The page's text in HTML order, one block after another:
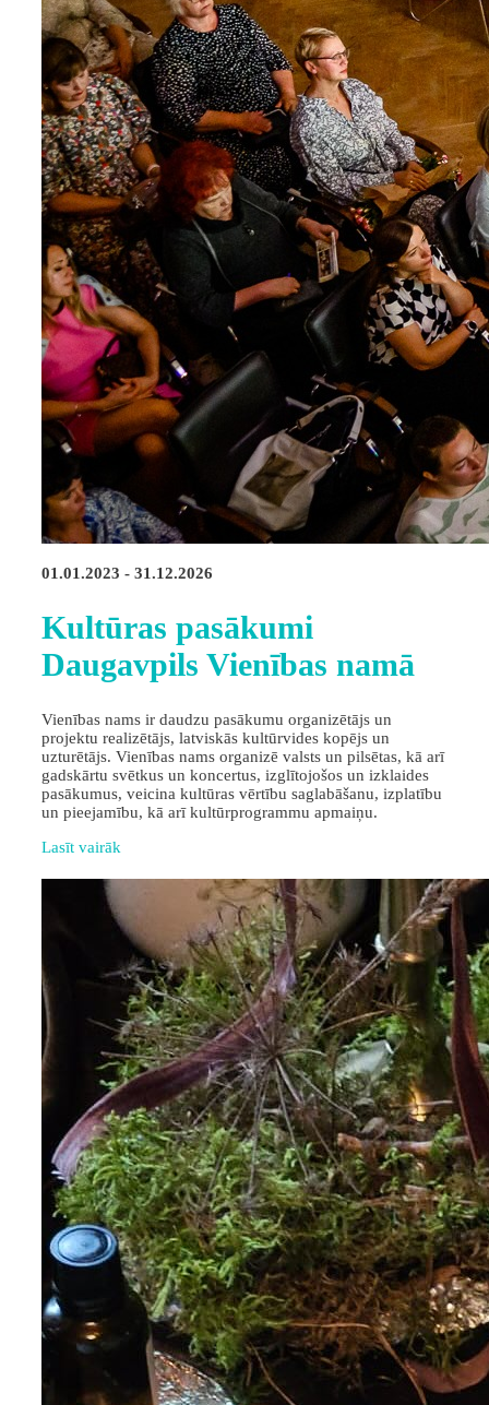
01.01.2023 - 31.12.2026
Kultūras pasākumi
Daugavpils Vienības namā
Vienības nams ir daudzu pasākumu organizētājs un
projektu realizētājs, latviskās kultūrvides kopējs un
uzturētājs. Vienības nams organizē valsts un pilsētas, kā arī
gadskārtu svētkus un koncertus, izglītojošos un izklaides
pasākumus, veicina kultūras vērtību saglabāšanu, izplatību
un pieejamību, kā arī kultūrprogrammu apmaiņu.
Lasīt vairāk